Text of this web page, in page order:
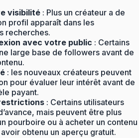
visibilité : Plus un créateur a de
profil apparaît dans les
recherches.
avec votre public : Certains
large base de followers avant de
: les nouveaux créateurs peuvent
pour évaluer leur intérêt avant de
payant.
: Certains utilisateurs
mais peuvent être plus
pourboire ou à acheter un contenu
obtenu un aperçu gratuit.